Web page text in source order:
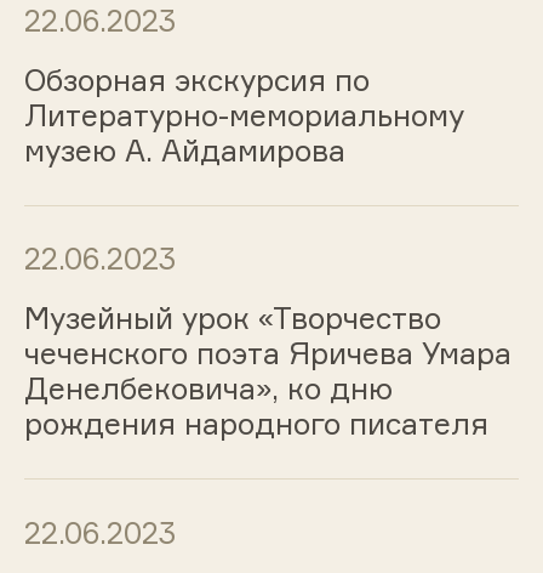
22.06.2023
Обзорная экскурсия по
Литературно-мемориальному
музею А. Айдамирова
22.06.2023
Музейный урок «Творчество
чеченского поэта Яричева Умара
Денелбековича», ко дню
рождения народного писателя
22.06.2023